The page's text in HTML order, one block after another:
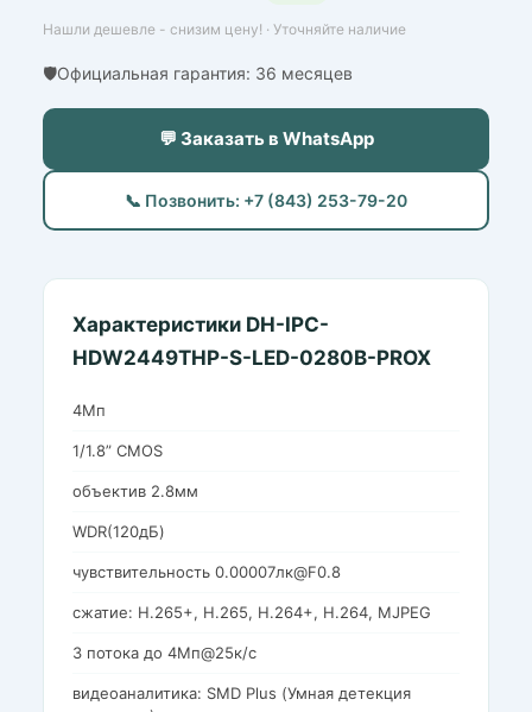
Нашли дешевле - снизим цену! · Уточняйте наличие
🛡️Официальная гарантия: 36 месяцев
💬 Заказать в WhatsApp
📞 Позвонить: +7 (843) 253-79-20
Характеристики DH-IPC-
HDW2449THP-S-LED-0280B-PROX
4Мп
1/1.8” CMOS
объектив 2.8мм
WDR(120дБ)
чувствительность 0.00007лк@F0.8
сжатие: H.265+, H.265, H.264+, H.264, MJPEG
3 потока до 4Мп@25к/с
видеоаналитика: SMD Plus (Умная детекция